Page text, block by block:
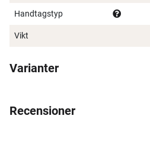
V-Joint
Handtagstyp
Vikt
Varianter
Recensioner